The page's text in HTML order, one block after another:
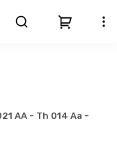
AA - Th 014 Aa -